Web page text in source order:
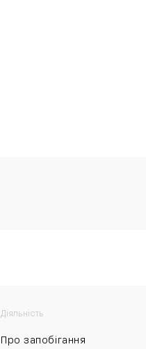
Діяльність
Про запобігання